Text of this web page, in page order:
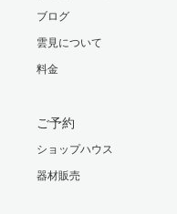
ブログ
雲見について
料金
ご予約
ショップハウス
器材販売